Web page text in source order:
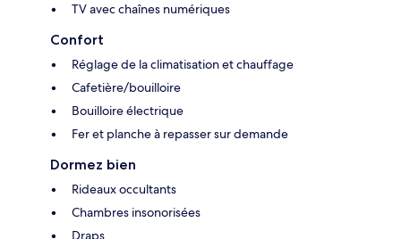
TV avec chaînes numériques
Confort
Réglage de la climatisation et chauffage
Cafetière/bouilloire
Bouilloire électrique
Fer et planche à repasser sur demande
Dormez bien
Rideaux occultants
Chambres insonorisées
Draps